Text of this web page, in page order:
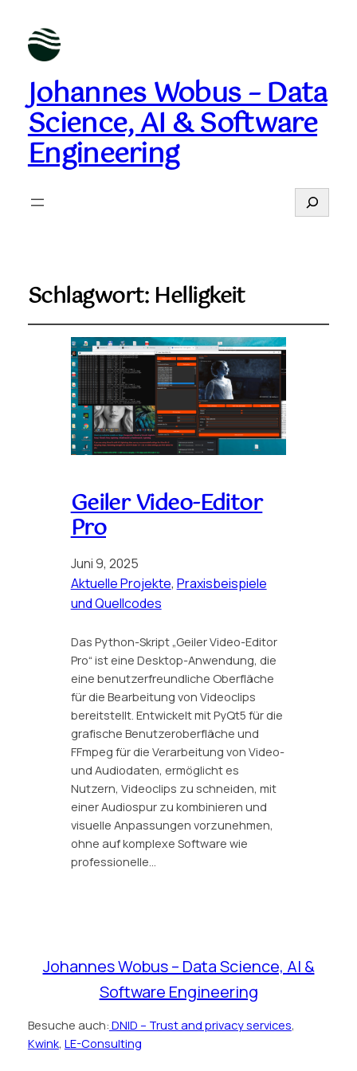
Johannes Wobus – Data
Science, AI & Software
Engineering
Suchen
Schlagwort: Helligkeit
Geiler Video-Editor
Pro
Juni 9, 2025
Aktuelle Projekte, Praxisbeispiele
und Quellcodes
Das Python-Skript „Geiler Video-Editor
Pro“ ist eine Desktop-Anwendung, die
eine benutzerfreundliche Oberfläche
für die Bearbeitung von Videoclips
bereitstellt. Entwickelt mit PyQt5 für die
grafische Benutzeroberfläche und
FFmpeg für die Verarbeitung von Video-
und Audiodaten, ermöglicht es
Nutzern, Videoclips zu schneiden, mit
einer Audiospur zu kombinieren und
visuelle Anpassungen vorzunehmen,
ohne auf komplexe Software wie
professionelle…
Johannes Wobus – Data Science, AI &
Software Engineering
Besuche auch: DNID – Trust and privacy services,
Kwink, LE-Consulting